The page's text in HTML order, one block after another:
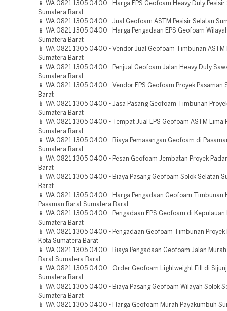
📱 WA 0821 1305 0400 - Harga EPS Geofoam Heavy Duty Pesisir
Sumatera Barat
📱 WA 0821 1305 0400 - Jual Geofoam ASTM Pesisir Selatan
📱 WA 0821 1305 0400 - Harga Pengadaan EPS Geofoam
Sumatera Barat
📱 WA 0821 1305 0400 - Vendor Jual Geofoam Timbunan ASTM
Sumatera Barat
📱 WA 0821 1305 0400 - Penjual Geofoam Jalan Heavy Duty
Sumatera Barat
📱 WA 0821 1305 0400 - Vendor EPS Geofoam Proyek Pasaman
Barat
📱 WA 0821 1305 0400 - Jasa Pasang Geofoam Timbunan
Sumatera Barat
📱 WA 0821 1305 0400 - Tempat Jual EPS Geofoam ASTM Lima
Sumatera Barat
📱 WA 0821 1305 0400 - Biaya Pemasangan Geofoam di
Sumatera Barat
📱 WA 0821 1305 0400 - Pesan Geofoam Jembatan Proyek
Barat
📱 WA 0821 1305 0400 - Biaya Pasang Geofoam Solok Selatan
Barat
📱 WA 0821 1305 0400 - Harga Pengadaan Geofoam Timbunan
Pasaman Barat Sumatera Barat
📱 WA 0821 1305 0400 - Pengadaan EPS Geofoam di Kepulauan
Sumatera Barat
📱 WA 0821 1305 0400 - Pengadaan Geofoam Timbunan Proyek
Kota Sumatera Barat
📱 WA 0821 1305 0400 - Biaya Pengadaan Geofoam Jalan
Barat Sumatera Barat
📱 WA 0821 1305 0400 - Order Geofoam Lightweight Fill di
Sumatera Barat
📱 WA 0821 1305 0400 - Biaya Pasang Geofoam Wilayah Solok
Sumatera Barat
📱 WA 0821 1305 0400 - Harga Geofoam Murah Payakumbuh